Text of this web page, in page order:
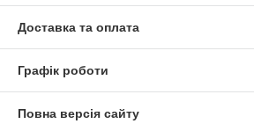
Доставка та оплата
Графік роботи
Повна версія сайту